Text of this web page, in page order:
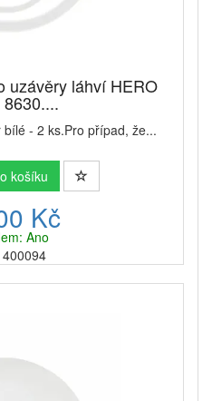
uzávěry láhví HERO
- 2 ks.Pro případ, že...
košíku
Kč
Ano